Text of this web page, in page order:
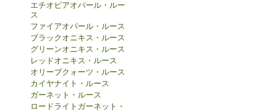
エチオピアオパール・ルー
ス
ファイアオパール・ルース
ブラックオニキス・ルース
グリーンオニキス・ルース
レッドオニキス・ルース
オリーブクォーツ・ルース
カイヤナイト・ルース
ガーネット・ルース
ロードライトガーネット・